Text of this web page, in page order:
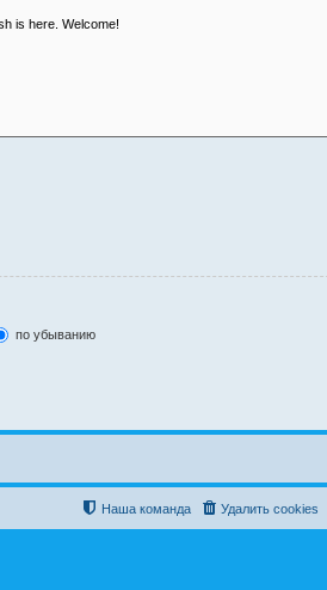
по убыванию
Удалить cookies
Наша команда